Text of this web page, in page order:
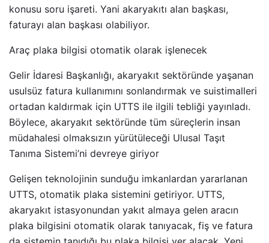
konusu soru işareti. Yani akaryakıtı alan başkası,
faturayı alan başkası olabiliyor.
Araç plaka bilgisi otomatik olarak işlenecek
Gelir İdaresi Başkanlığı, akaryakıt sektöründe yaşanan
usulsüz fatura kullanımını sonlandırmak ve suistimalleri
ortadan kaldırmak için UTTS ile ilgili tebliği yayınladı.
Böylece, akaryakıt sektöründe tüm süreçlerin insan
müdahalesi olmaksızın yürütüleceği Ulusal Taşıt
Tanıma Sistemi’ni devreye giriyor
Gelişen teknolojinin sunduğu imkanlardan yararlanan
UTTS, otomatik plaka sistemini getiriyor. UTTS,
akaryakıt istasyonundan yakıt almaya gelen aracın
plaka bilgisini otomatik olarak tanıyacak, fiş ve fatura